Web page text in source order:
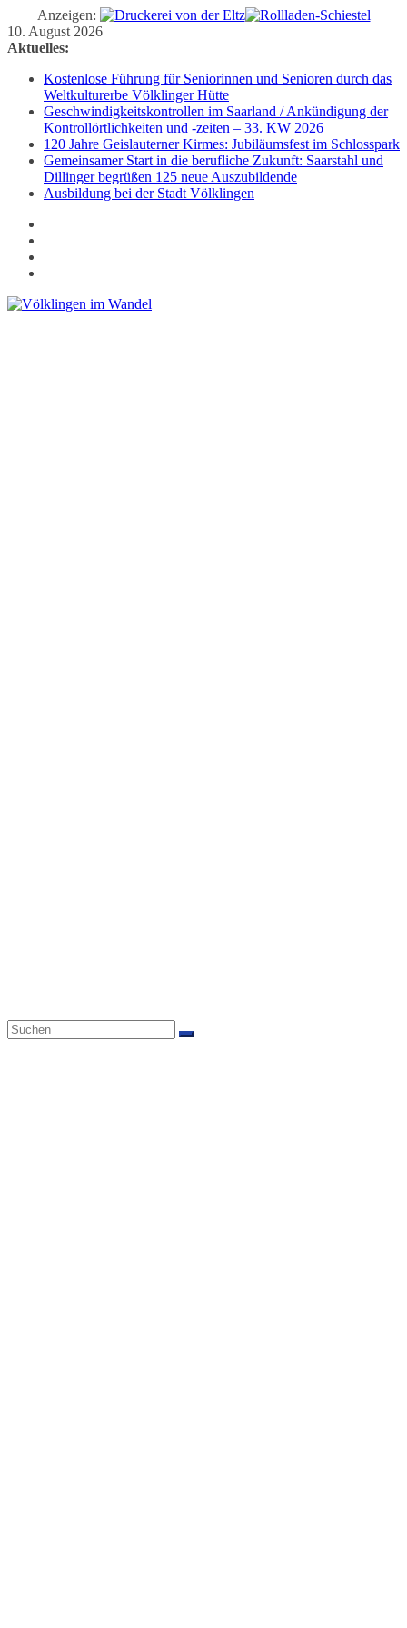
Anzeigen:
Zum
Inhalt
10. August 2026
Aktuelles:
Kostenlose Führung für Seniorinnen und Senioren durch das
Weltkulturerbe Völklinger Hütte
Geschwindigkeitskontrollen im Saarland / Ankündigung der
Kontrollörtlichkeiten und -zeiten – 33. KW 2026
120 Jahre Geislauterner Kirmes: Jubiläumsfest im Schlosspark
Gemeinsamer Start in die berufliche Zukunft: Saarstahl und
Dillinger begrüßen 125 neue Auszubildende
Ausbildung bei der Stadt Völklingen